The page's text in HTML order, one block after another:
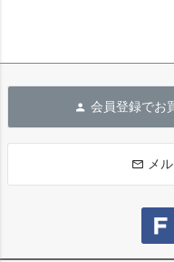
会員登録でお
メ